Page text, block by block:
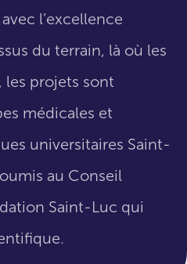
l’excellence
du terrain, là où les
les projets sont
médicales et
universitaires Saint-
au Conseil
Saint-Luc qui